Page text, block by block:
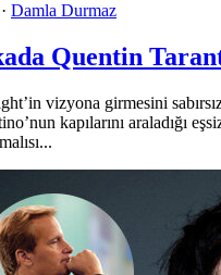
· Damla Durmaz
Quentin
vizyona girmesini
kapılarını araladığı